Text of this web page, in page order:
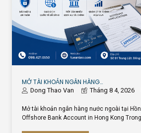
MỞ TÀI KHOẢN NGÂN HÀNG…
Dong Thao Van Tháng 8 4, 2026
Mở tài khoản ngân hàng nước ngoài tại
Offshore Bank Account in Hong Kong